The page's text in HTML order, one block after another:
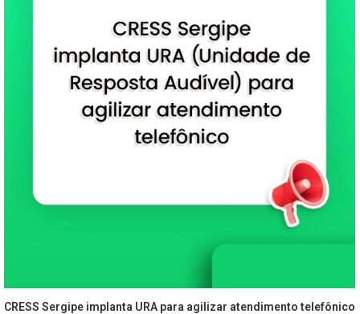
CRESS Sergipe implanta URA para agilizar atendimento telefônico